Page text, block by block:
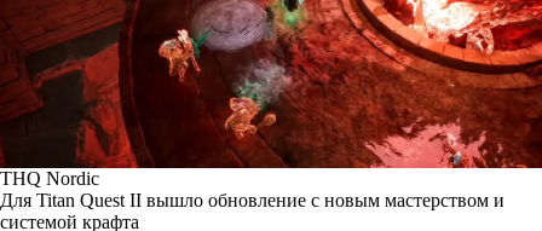
THQ Nordic
Для Titan Quest II вышло обновление с новым мастерством и
системой крафта